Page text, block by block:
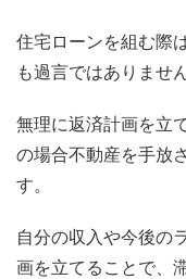
住宅ローンを組む際
も過言ではありません
無理に返済計画を立
の場合不動産を手放
す。
自分の収入や今後の
画を立てることで、